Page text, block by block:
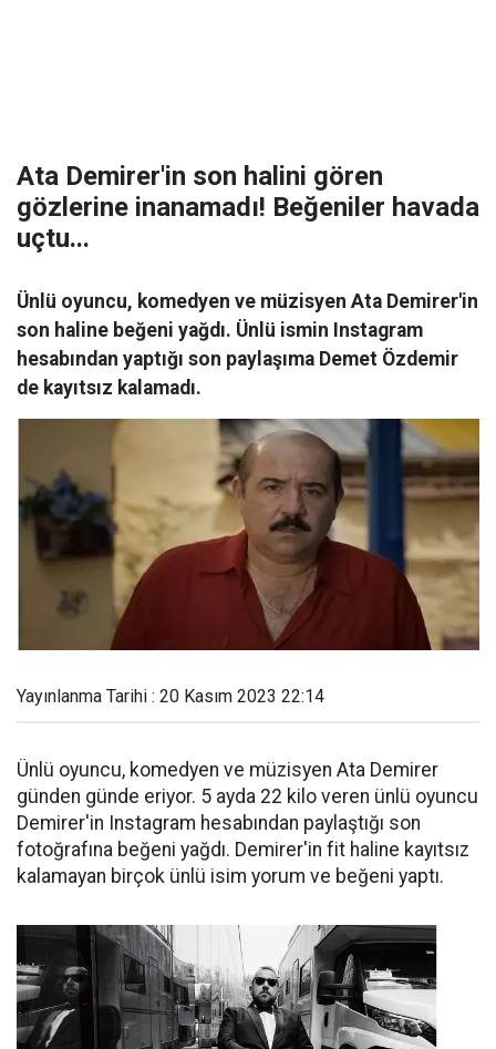
Ata Demirer'in son halini gören
gözlerine inanamadı! Beğeniler havada
uçtu...
Ünlü oyuncu, komedyen ve müzisyen Ata Demirer'in
son haline beğeni yağdı. Ünlü ismin Instagram
hesabından yaptığı son paylaşıma Demet Özdemir
de kayıtsız kalamadı.
Yayınlanma Tarihi : 20 Kasım 2023 22:14
Ünlü oyuncu, komedyen ve müzisyen Ata Demirer
günden günde eriyor. 5 ayda 22 kilo veren ünlü oyuncu
Demirer'in Instagram hesabından paylaştığı son
fotoğrafına beğeni yağdı. Demirer'in fit haline kayıtsız
kalamayan birçok ünlü isim yorum ve beğeni yaptı.